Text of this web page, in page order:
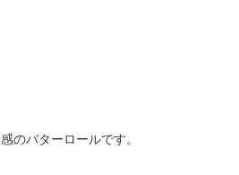
のバターロールです。